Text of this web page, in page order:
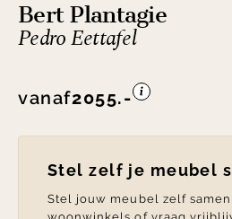
Bert Plantagie
Pedro Eettafel
vanaf2055.-
Stel zelf je meubel
Stel jouw meubel zelf